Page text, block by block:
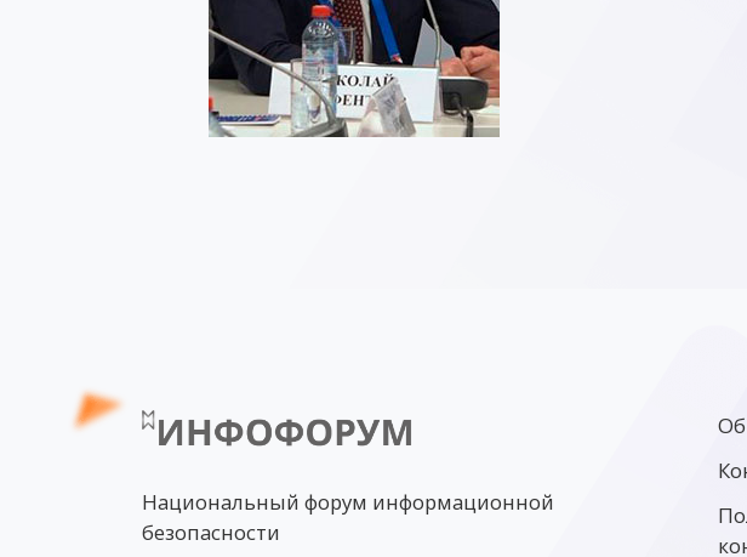
Национальный форум информационной
безопасности